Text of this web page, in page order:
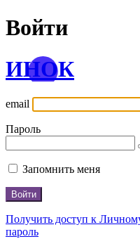
Войти
ИНОК
email
Пароль
Запомнить меня
Получить доступ к
пароль